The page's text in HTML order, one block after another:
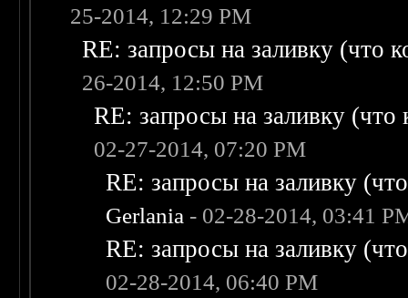
25-2014, 12:29 PM
RE: запросы на заливку (что
26-2014, 12:50 PM
RE: запросы на заливку
02-27-2014, 07:20 PM
RE: запросы на заливку
Gerlania - 02-28-2014, 03:41
RE: запросы на заливку
02-28-2014, 06:40 PM